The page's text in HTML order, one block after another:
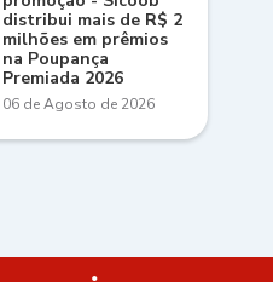
distribui mais de R$ 2
milhões em prêmios
na Poupança
Premiada 2026
06 de Agosto de 2026